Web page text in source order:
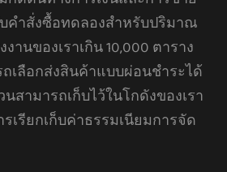
คำสั่งซื้อทดลองสำหรับปริมาณ
านของเราเกิน 10,000 ตาราง
เลือกส่งสินค้าแบบผ่อนชำระได้
สามารถเก็บไว้ในโกดังของเรา
เรียกเก็บค่าธรรมเนียมการจัด